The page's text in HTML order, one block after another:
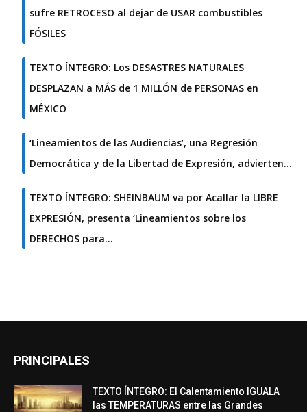
sufre RETROCESO al dejar de USAR combustibles
FÓSILES
TEXTO ÍNTEGRO: Los DESASTRES NATURALES
DESPLAZAN a MÁS de 1 MILLÓN de PERSONAS en
MÉXICO
‘Lineamientos de las Audiencias’, una Regresión
Democrática y de la Libertad de Expresión, advierten…
TEXTO ÍNTEGRO: SHEINBAUM va por Acallar la LIBRE
EXPRESIÓN, presenta ‘Lineamientos sobre los
DERECHOS para…
PRINCIPALES
TEXTO ÍNTEGRO: El Calentamiento IGUALA
las TEMPERATURAS entre las Grandes